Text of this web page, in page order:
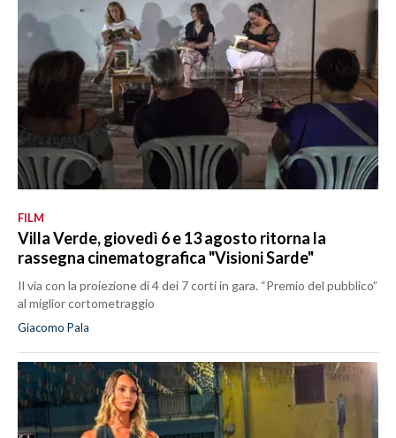
FILM
Villa Verde, giovedì 6 e 13 agosto ritorna la
rassegna cinematografica "Visioni Sarde"
Il via con la proiezione di 4 dei 7 corti in gara. “Premio del pubblico”
al miglior cortometraggio
Giacomo Pala